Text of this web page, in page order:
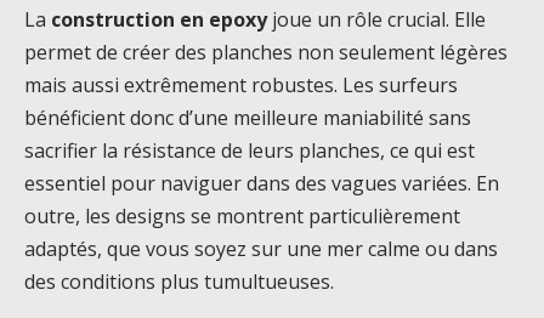
La construction en epoxyjoue un rôle crucial. Elle
permet de créer des planches non seulement légères
mais aussi extrêmement robustes. Les surfeurs
bénéficient donc d’une meilleure maniabilité sans
sacrifier la résistance de leurs planches, ce qui est
essentiel pour naviguer dans des vagues variées. En
outre, les designs se montrent particulièrement
adaptés, que vous soyez sur une mer calme ou dans
des conditions plus tumultueuses.